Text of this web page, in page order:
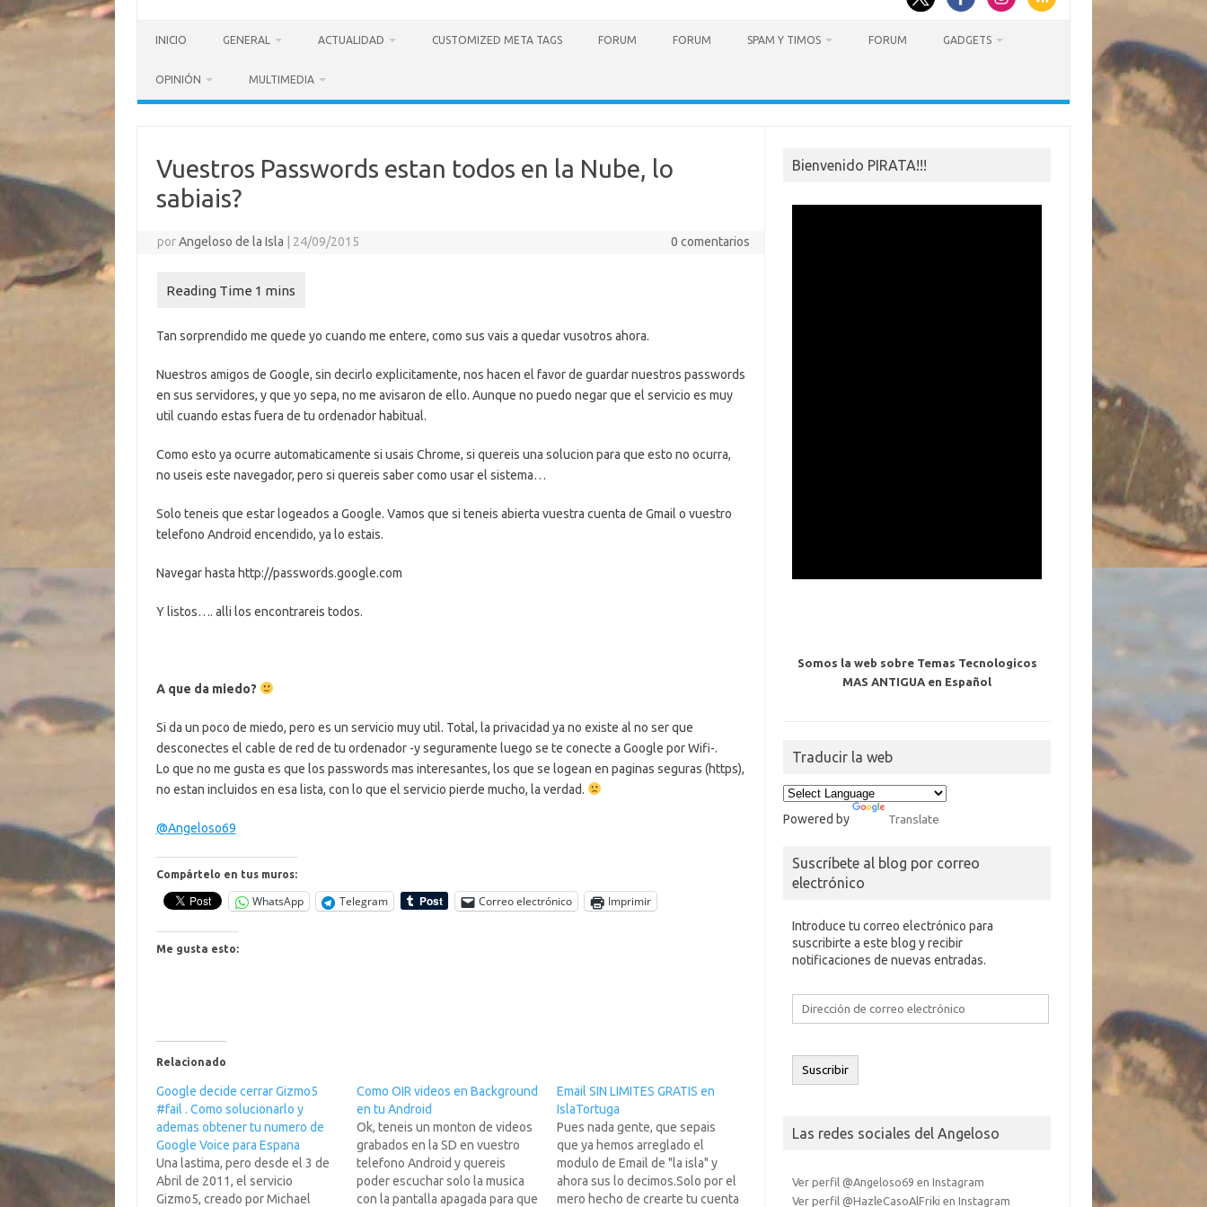
INICIO GENERAL ACTUALIDAD CUSTOMIZED META TAGS FORUM FORUM SPAM Y TIMOS FORUM GADGETS
OPINIÓN MULTIMEDIA
Vuestros Passwords estan todos en la Nube, lo
sabiais?
porAngeloso de la Isla 24/09/2015 0 comentarios
Tan sorprendido me quede yo cuando me entere, como sus vais a quedar vusotros ahora.
Nuestros amigos de Google, sin decirlo explicitamente, nos hacen el favor de guardar nuestros passwords
en sus servidores, y que yo sepa, no me avisaron de ello. Aunque no puedo negar que el servicio es muy
util cuando estas fuera de tu ordenador habitual.
Como esto ya ocurre automaticamente si usais Chrome, si quereis una solucion para que esto no ocurra,
no useis este navegador, pero si quereis saber como usar el sistema…
Solo teneis que estar logeados a Google. Vamos que si teneis abierta vuestra cuenta de Gmail o vuestro
telefono Android encendido, ya lo estais.
Navegar hasta http://passwords.google.com
Y listos…. alli los encontrareis todos.
A que da miedo?
Si da un poco de miedo, pero es un servicio muy util. Total, la privacidad ya no existe al no ser que
desconectes el cable de red de tu ordenador -y seguramente luego se te conecte a Google por Wifi-.
Lo que no me gusta es que los passwords mas interesantes, los que se logean en paginas seguras (https),
no estan incluidos en esa lista, con lo que el servicio pierde mucho, la verdad.
@Angeloso69
Compártelo en tus muros:
WhatsApp Telegram Correo electrónico Imprimir
Me gusta esto:
Relacionado
Google decide cerrar Gizmo5
#fail . Como solucionarlo y
ademas obtener tu numero de
Google Voice para Espana
Una lastima, pero desde el 3 de
Abril de 2011, el servicio
Gizmo5, creado por Michael
Como OIR videos en Background
en tu Android
Ok, teneis un monton de videos
grabados en la SD en vuestro
telefono Android y quereis
poder escuchar solo la musica
con la pantalla apagada para que
Email SIN LIMITES GRATIS en
IslaTortuga
Pues nada gente, que sepais
que ya hemos arreglado el
modulo de Email de "la isla" y
ahora sus lo decimos.Solo por el
mero hecho de crearte tu cuenta
Bienvenido PIRATA!!!
Somos la web sobre Temas Tecnologicos
MAS ANTIGUA en Español
Traducir la web
Powered by Translate
Suscríbete al blog por correo
electrónico
Introduce tu correo electrónico para
suscribirte a este blog y recibir
notificaciones de nuevas entradas.
Dirección
electrónico
Suscribir
Las redes sociales del Angeloso
Ver perfil @Angeloso69 en Instagram
Ver perfil @HazleCasoAlFriki en Instagram